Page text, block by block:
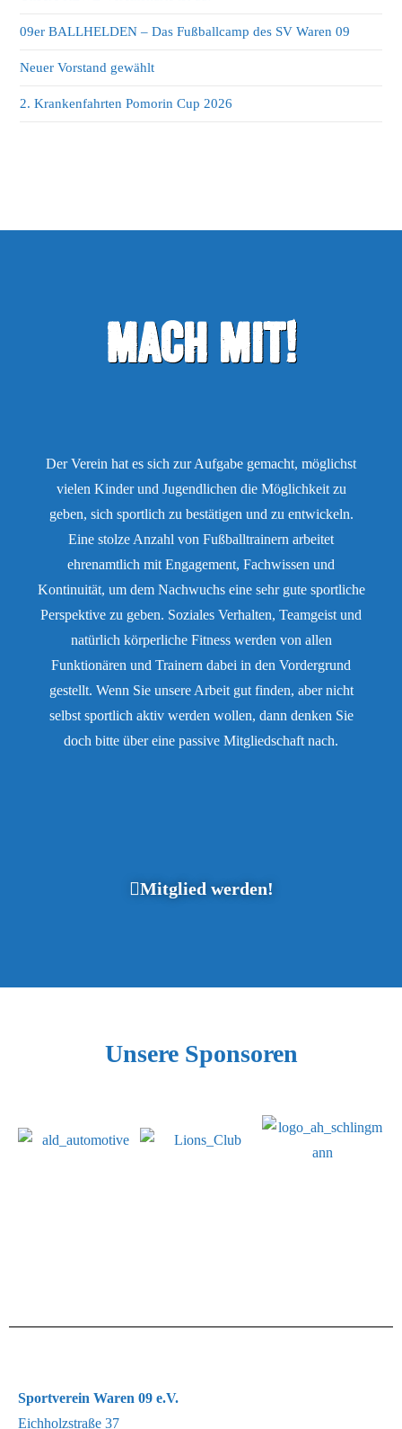
09er BALLHELDEN – Das Fußballcamp des SV Waren 09
Neuer Vorstand gewählt
2. Krankenfahrten Pomorin Cup 2026
Mach mit!
Der Verein hat es sich zur Aufgabe gemacht, möglichst
vielen Kinder und Jugendlichen die Möglichkeit zu
geben, sich sportlich zu bestätigen und zu entwickeln.
Eine stolze Anzahl von Fußballtrainern arbeitet
ehrenamtlich mit Engagement, Fachwissen und
Kontinuität, um dem Nachwuchs eine sehr gute sportliche
Perspektive zu geben. Soziales Verhalten, Teamgeist und
natürlich körperliche Fitness werden von allen
Funktionären und Trainern dabei in den Vordergrund
gestellt. Wenn Sie unsere Arbeit gut finden, aber nicht
selbst sportlich aktiv werden wollen, dann denken Sie
doch bitte über eine passive Mitgliedschaft nach.
Mitglied werden!
Unsere Sponsoren
Sportverein Waren 09 e.V.
Eichholzstraße 37